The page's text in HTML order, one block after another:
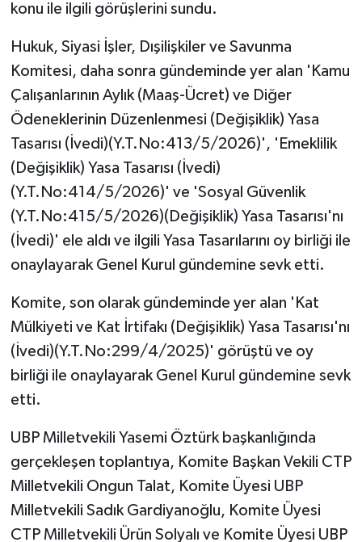
konu ile ilgili görüşlerini sundu.
Hukuk, Siyasi İşler, Dışilişkiler ve Savunma
Komitesi, daha sonra gündeminde yer alan 'Kamu
Çalışanlarının Aylık (Maaş-Ücret) ve Diğer
Ödeneklerinin Düzenlenmesi (Değişiklik) Yasa
Tasarısı (İvedi)(Y.T.No:413/5/2026)', 'Emeklilik
(Değişiklik) Yasa Tasarısı (İvedi)
(Y.T.No:414/5/2026)' ve 'Sosyal Güvenlik
(Y.T.No:415/5/2026)(Değişiklik) Yasa Tasarısı'nı
(İvedi)' ele aldı ve ilgili Yasa Tasarılarını oy birliği ile
onaylayarak Genel Kurul gündemine sevk etti.
Komite, son olarak gündeminde yer alan 'Kat
Mülkiyeti ve Kat İrtifakı (Değişiklik) Yasa Tasarısı'nı
(İvedi)(Y.T.No:299/4/2025)' görüştü ve oy
birliği ile onaylayarak Genel Kurul gündemine sevk
etti.
UBP Milletvekili Yasemi Öztürk başkanlığında
gerçekleşen toplantıya, Komite Başkan Vekili CTP
Milletvekili Ongun Talat, Komite Üyesi UBP
Milletvekili Sadık Gardiyanoğlu, Komite Üyesi
CTP Milletvekili Ürün Solyalı ve Komite Üyesi UBP